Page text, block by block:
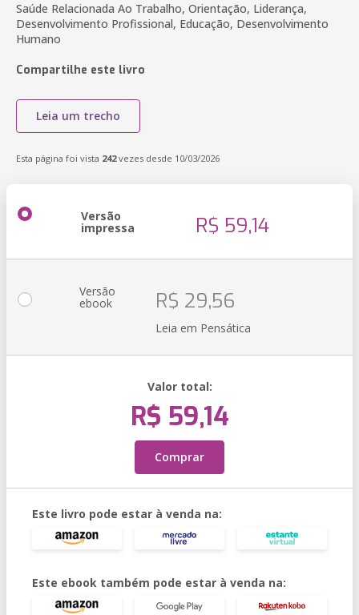
Saúde Relacionada Ao Trabalho, Orientação, Liderança,
Desenvolvimento Profissional, Educação, Desenvolvimento
Humano
Compartilhe este livro
Leia um trecho
Esta página foi vista 242vezes desde 10/03/2026
Versão
impressa R$ 59,14
Versão
ebook R$ 29,56
Leia em Pensática
Valor total:
R$ 59,14
Comprar
Este livro pode estar à venda na:
Este ebook também pode estar à venda na: